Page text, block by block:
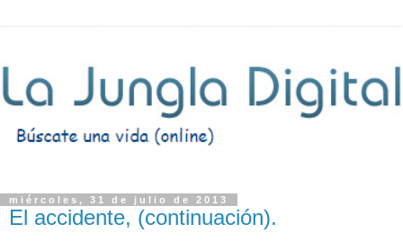
miércoles, 31 de julio de 2013
El accidente, (continuación).